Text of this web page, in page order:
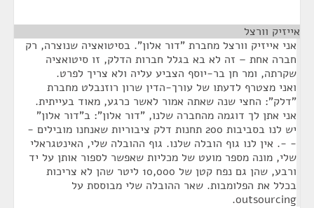
אייזיק וורצל
אני אייזיק וורצל מחברת "דור אלון". בסיטואציה שנוצרה, רק
חברה אחת – זה לא בא בגלל חברות הדלק, זו סיטואציה
שקרתה, ומר חן בר-יוסף הצביע עליה ולא צריך לפרט.
ואני מצטרף לדעתו של עורך-הדין שרון רוזנבלט מחברת
"דלק": החצי שנה שאתה אמור לאשר כרגע, מאוד בעייתית.
אני אתן לך דוגמה מהחברה שלנו, "דור אלון": ב"דור אלון"
יש לנו בסביבות 200 תחנות דלק ציבוריות שאנחנו מובילים -
- -. אין לנו גוף הובלה שלנו. גוף ההובלה שלי, האינטגראלי
שלי, מונה מספר מועט של מכליות שאפשר לספור אותן על יד
ורבע, שהן גם נפח קטן של 10,000 ליטר שהן לא צריכות
בכלל את הפלומבות. שאר ההובלה שלי מבוססת על
outsourcing.